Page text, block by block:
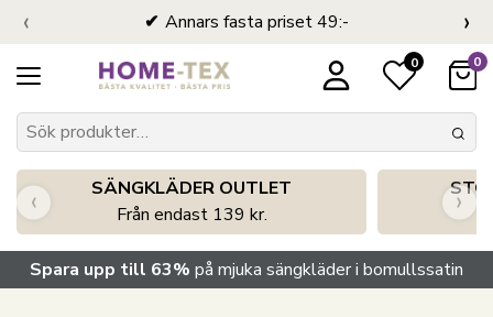
Annars fasta priset 49:-
‹ ›
0 0
SÄNGKLÄDER OUTLET
Från endast 139 kr.
‹ ›
Spara upp till 63% på mjuka sängkläder i bomullssatin